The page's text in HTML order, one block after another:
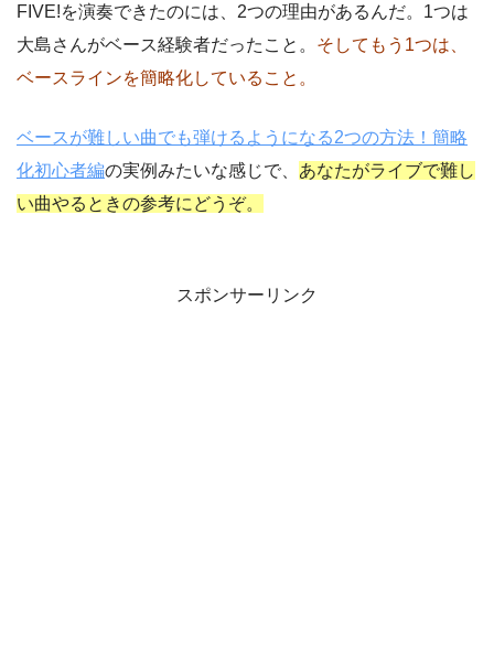
FIVE!を演奏できたのには、2つの理由があるんだ。1つは
大島さんがベース経験者だったこと。 そしてもう1つは、
ベースラインを簡略化していること。
ベースが難しい曲でも弾けるようになる2つの方法！簡略
化初心者編の実例みたいな感じで、 あなたがライブで難し
い曲やるときの参考にどうぞ。
スポンサーリンク